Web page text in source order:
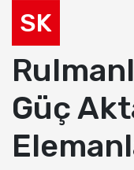
SK
Güç